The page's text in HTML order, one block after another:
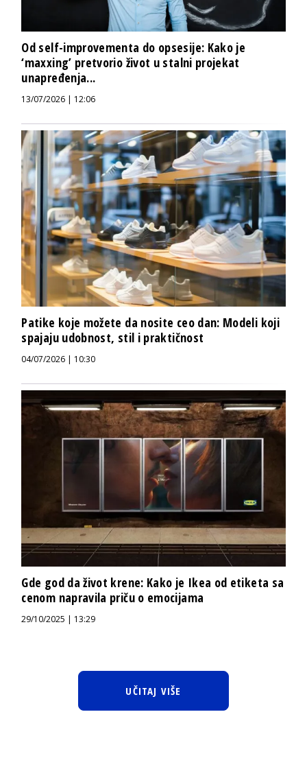
Od self-improvementa do opsesije: Kako je
‘maxxing’ pretvorio život u stalni projekat
unapređenja...
13/07/2026 | 12:06
Patike koje možete da nosite ceo dan: Modeli koji
spajaju udobnost, stil i praktičnost
04/07/2026 | 10:30
Gde god da život krene: Kako je Ikea od etiketa sa
cenom napravila priču o emocijama
29/10/2025 | 13:29
UČITAJ VIŠE